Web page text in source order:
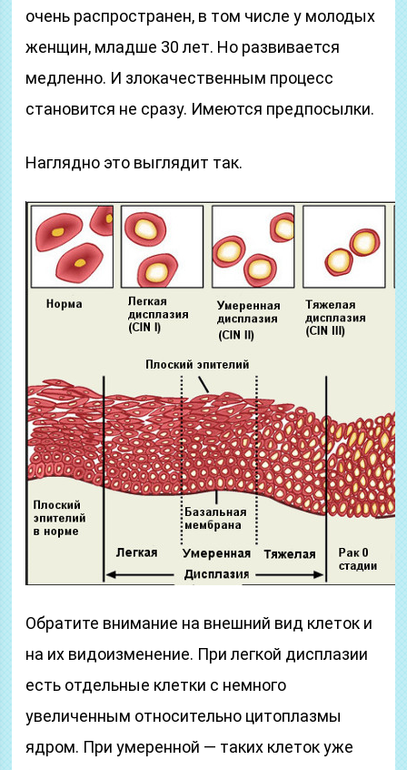
очень распространен, в том числе у молодых
женщин, младше 30 лет. Но развивается
медленно. И злокачественным процесс
становится не сразу. Имеются предпосылки.
Наглядно это выглядит так.
Обратите внимание на внешний вид клеток и
на их видоизменение. При легкой дисплазии
есть отдельные клетки с немного
увеличенным относительно цитоплазмы
ядром. При умеренной — таких клеток уже